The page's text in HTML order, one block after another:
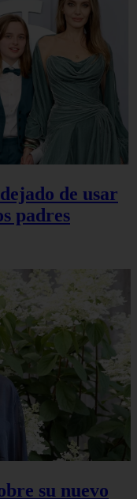
de usar
padres
su nuevo